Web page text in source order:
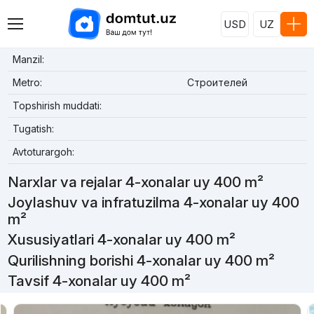
USD UZ
Manzil:
Metro:
Строителей
Topshirish muddati:
Tugatish:
Avtoturargoh:
Narxlar va rejalar 4-xonalar uy 400 m²
Joylashuv va infratuzilma 4-xonalar uy 400
m²
Xususiyatlari 4-xonalar uy 400 m²
Qurilishning borishi 4-xonalar uy 400 m²
Tavsif 4-xonalar uy 400 m²